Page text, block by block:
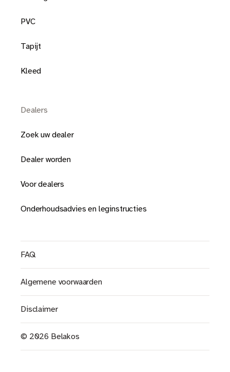
PVC
Tapijt
Kleed
Dealers
Zoek uw dealer
Dealer worden
Voor dealers
Onderhoudsadvies en leginstructies
© 2026 Belakos
Disclaimer
Algemene voorwaarden
FAQ